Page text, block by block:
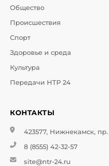
Общество
Происшествия
Спорт
Здоровье и среда
Культура
Передачи НТР 24
КОНТАКТЫ
423577, Нижнекамск,
8 (8555) 42-32-57
site@ntr-24.ru